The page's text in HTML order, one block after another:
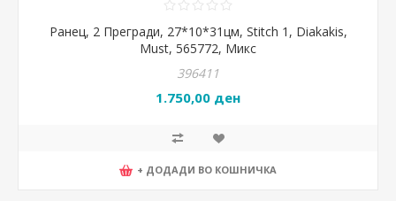
Ранец, 2 Прегради, 27*10*31цм, Stitch 1, Diakakis,
Must, 565772, Микс
396411
1.750,00 ден
+ ДОДАДИ ВО КОШНИЧКА